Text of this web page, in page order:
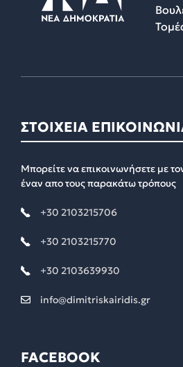
ΣΤΟΙΧΕΙΑ
Μπορείτε να επικοινωνήσετε με
έναν απο τους παρακάτω τρόπους
+30 2103215706
+30 2103215770
+30 2103639930
info@dimitriskairidis.gr
FACEBOOK